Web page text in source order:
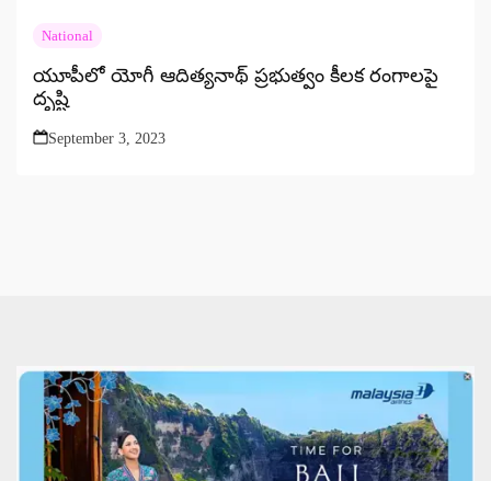
National
యూపీలో యోగీ ఆదిత్యనాథ్ ప్రభుత్వం కీలక రంగాలపై
దృష్టి
September 3, 2023